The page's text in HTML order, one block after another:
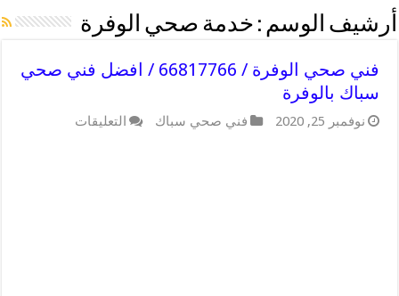
أرشيف الوسم : خدمة صحي الوفرة
فني صحي الوفرة / 66817766 / افضل فني صحي
سباك بالوفرة
نوفمبر 25, 2020 فني صحي سباك التعليقات